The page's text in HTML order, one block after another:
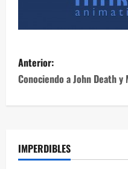
Anterior:
Conociendo a John Death
IMPERDIBLES